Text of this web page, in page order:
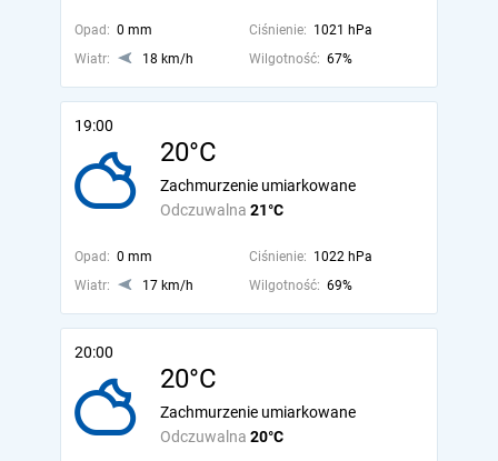
Opad: 0 mm Ciśnienie: 1021 hPa
Wiatr:
18 km/h Wilgotność: 67%
19:00
20°C
Odczuwalna 21°C
Zachmurzenie umiarkowane
Opad: 0 mm Ciśnienie: 1022 hPa
Wiatr:
17 km/h Wilgotność: 69%
20:00
20°C
Odczuwalna 20°C
Zachmurzenie umiarkowane